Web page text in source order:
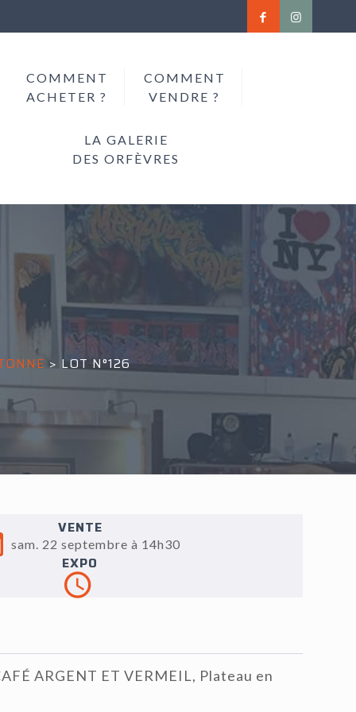
COMMENT
ACHETER ?
COMMENT
VENDRE ?
LA GALERIE
DES ORFÈVRES
> LOT N°126
VENTE
sam. 22 septembre à 14h30
EXPO
ARGENT ET VERMEIL, Plateau en